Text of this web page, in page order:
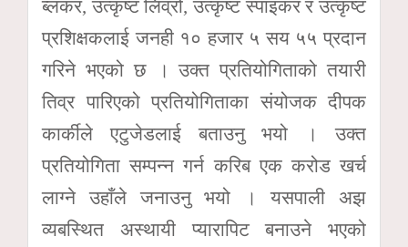
ब्लकर, उत्कृष्ट लिव्रो, उत्कृष्ट स्पाइकर र उत्कृष्ट
प्रशिक्षकलाई जनही १० हजार ५ सय ५५ प्रदान
गरिने भएको छ । उक्त प्रतियोगिताको तयारी
तिव्र पारिएको प्रतियोगिताका संयोजक दीपक
कार्कीले एटुजेडलाई बताउनु भयो । उक्त
प्रतियोगिता सम्पन्न गर्न करिब एक करोड खर्च
लाग्ने उहाँले जनाउनु भयो । यसपाली अझ
व्यबस्थित अस्थायी प्यारापिट बनाउने भएको